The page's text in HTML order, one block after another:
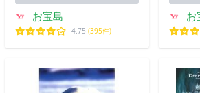
お宝島
4.75 (395件)
お